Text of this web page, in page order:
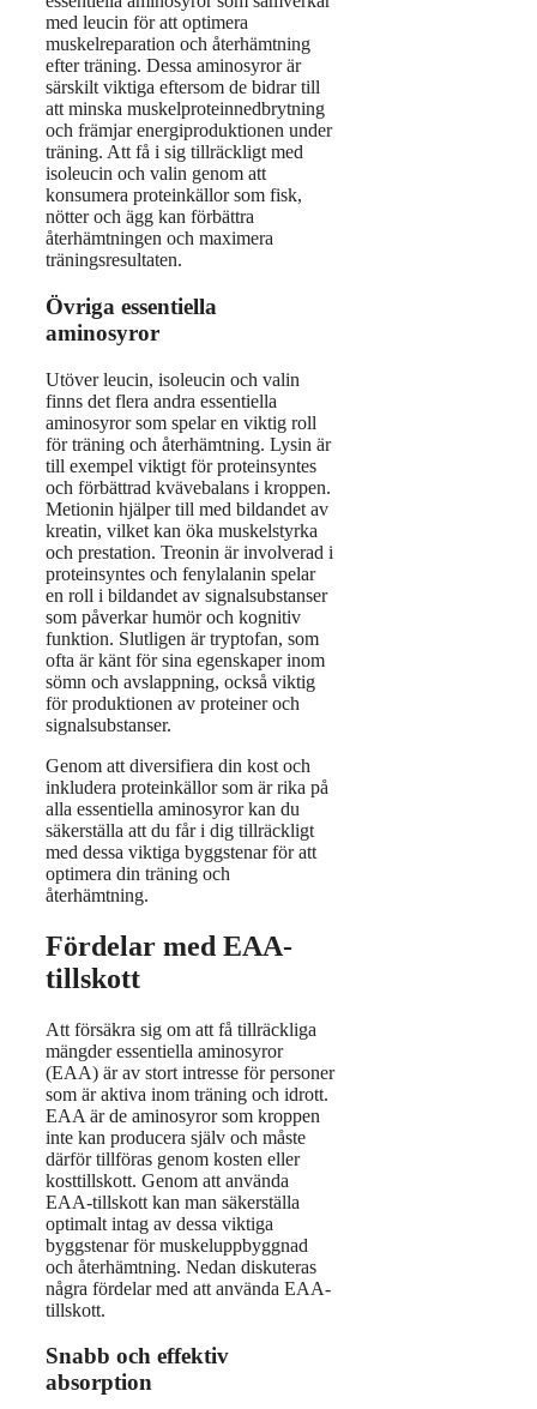
med leucin för att optimera
muskelreparation och återhämtning
efter träning. Dessa aminosyror är
särskilt viktiga eftersom de bidrar till
att minska muskelproteinnedbrytning
och främjar energiproduktionen under
träning. Att få i sig tillräckligt med
isoleucin och valin genom att
konsumera proteinkällor som fisk,
nötter och ägg kan förbättra
återhämtningen och maximera
träningsresultaten.
Övriga essentiella
aminosyror
Utöver leucin, isoleucin och valin
finns det flera andra essentiella
aminosyror som spelar en viktig roll
för träning och återhämtning. Lysin är
till exempel viktigt för proteinsyntes
och förbättrad kvävebalans i kroppen.
Metionin hjälper till med bildandet av
kreatin, vilket kan öka muskelstyrka
och prestation. Treonin är involverad i
proteinsyntes och fenylalanin spelar
en roll i bildandet av signalsubstanser
som påverkar humör och kognitiv
funktion. Slutligen är tryptofan, som
ofta är känt för sina egenskaper inom
sömn och avslappning, också viktig
för produktionen av proteiner och
signalsubstanser.
Genom att diversifiera din kost och
inkludera proteinkällor som är rika på
alla essentiella aminosyror kan du
säkerställa att du får i dig tillräckligt
med dessa viktiga byggstenar för att
optimera din träning och
återhämtning.
Fördelar med EAA-
tillskott
Att försäkra sig om att få tillräckliga
mängder essentiella aminosyror
(EAA) är av stort intresse för personer
som är aktiva inom träning och idrott.
EAA är de aminosyror som kroppen
inte kan producera själv och måste
därför tillföras genom kosten eller
kosttillskott. Genom att använda
EAA-tillskott kan man säkerställa
optimalt intag av dessa viktiga
byggstenar för muskeluppbyggnad
och återhämtning. Nedan diskuteras
några fördelar med att använda EAA-
tillskott.
Snabb och effektiv
absorption